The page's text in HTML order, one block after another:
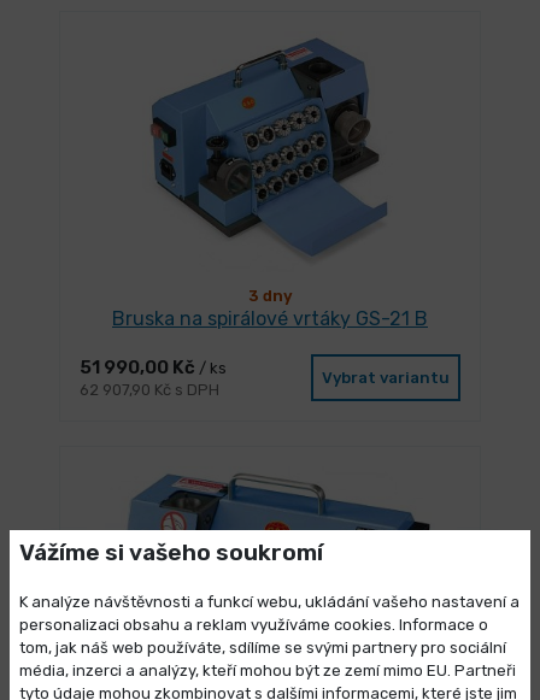
3 dny
Bruska na spirálové vrtáky GS-21 B
51 990,00 Kč / ks
62 907,90 Kč s DPH
Vybrat variantu
Vážíme si vašeho soukromí
K analýze návštěvnosti a funkcí webu, ukládání vašeho nastavení a
personalizaci obsahu a reklam využíváme cookies. Informace o
tom, jak náš web používáte, sdílíme se svými partnery pro sociální
média, inzerci a analýzy, kteří mohou být ze zemí mimo EU. Partneři
tyto údaje mohou zkombinovat s dalšími informacemi, které jste jim
Výprodej skladových zásob